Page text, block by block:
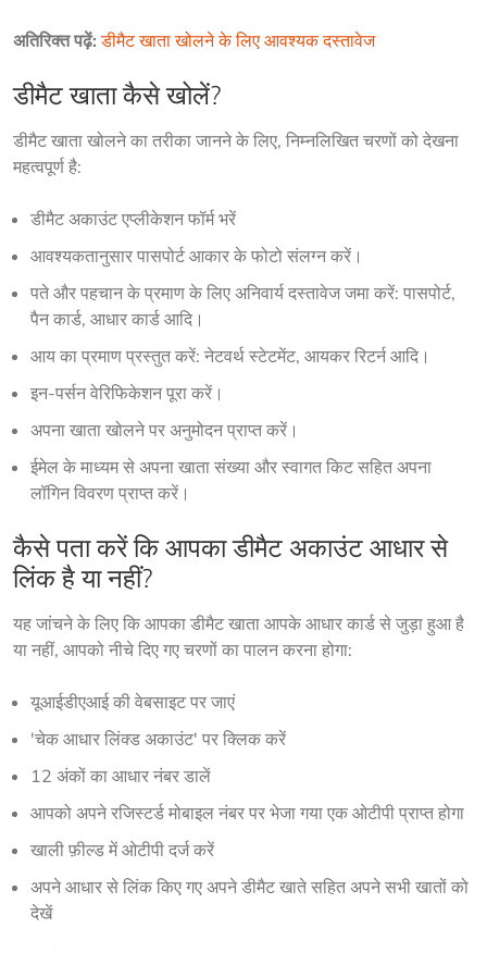
अतिरिक्त पढ़ें: डीमैट खाता खोलने के लिए आवश्यक दस्तावेज
डीमैट खाता कैसे खोलें?
डीमैट खाता खोलने का तरीका जानने के लिए, निम्नलिखित चरणों को देखना
महत्वपूर्ण है:
डीमैट अकाउंट एप्लीकेशन फॉर्म भरें
आवश्यकतानुसार पासपोर्ट आकार के फोटो संलग्न करें।
पते और पहचान के प्रमाण के लिए अनिवार्य दस्तावेज जमा करें: पासपोर्ट,
पैन कार्ड, आधार कार्ड आदि।
आय का प्रमाण प्रस्तुत करें: नेटवर्थ स्टेटमेंट, आयकर रिटर्न आदि।
इन-पर्सन वेरिफिकेशन पूरा करें।
अपना खाता खोलने पर अनुमोदन प्राप्त करें।
ईमेल के माध्यम से अपना खाता संख्या और स्वागत किट सहित अपना
लॉगिन विवरण प्राप्त करें।
कैसे पता करें कि आपका डीमैट अकाउंट आधार से
लिंक है या नहीं?
यह जांचने के लिए कि आपका डीमैट खाता आपके आधार कार्ड से जुड़ा हुआ है
या नहीं, आपको नीचे दिए गए चरणों का पालन करना होगा:
यूआईडीएआई की वेबसाइट पर जाएं
'चेक आधार लिंक्ड अकाउंट' पर क्लिक करें
12 अंकों का आधार नंबर डालें
आपको अपने रजिस्टर्ड मोबाइल नंबर पर भेजा गया एक ओटीपी प्राप्त होगा
खाली फ़ील्ड में ओटीपी दर्ज करें
अपने आधार से लिंक किए गए अपने डीमैट खाते सहित अपने सभी खातों को
देखें